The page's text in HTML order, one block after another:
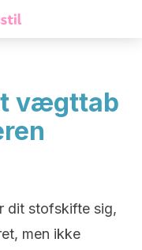
vægttab
dit stofskifte sig,
men ikke